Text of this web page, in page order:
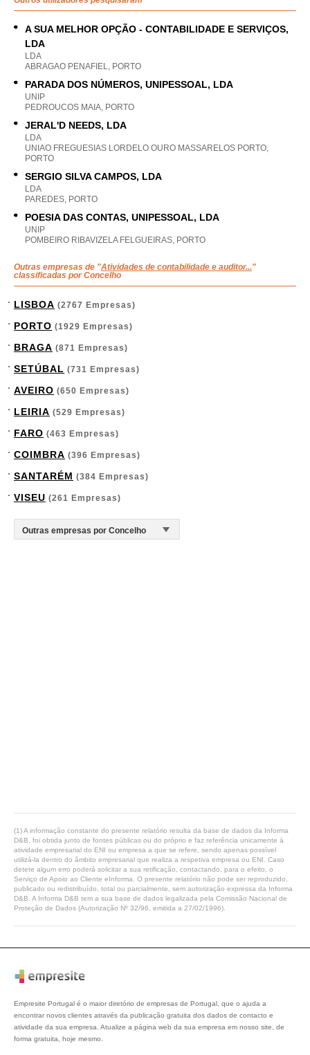
A SUA MELHOR OPÇÃO - CONTABILIDADE E SERVIÇOS,
LDA
LDA
ABRAGAO PENAFIEL, PORTO
PARADA DOS NÚMEROS, UNIPESSOAL, LDA
UNIP
PEDROUCOS MAIA, PORTO
JERAL'D NEEDS, LDA
LDA
UNIAO FREGUESIAS LORDELO OURO MASSARELOS PORTO,
PORTO
SERGIO SILVA CAMPOS, LDA
LDA
PAREDES, PORTO
POESIA DAS CONTAS, UNIPESSOAL, LDA
UNIP
POMBEIRO RIBAVIZELA FELGUEIRAS, PORTO
Outras empresas de "Atividades de contabilidade e auditor..."
classificadas por Concelho
LISBOA (2767 Empresas)
PORTO (1929 Empresas)
BRAGA (871 Empresas)
SETÚBAL (731 Empresas)
AVEIRO (650 Empresas)
LEIRIA (529 Empresas)
FARO (463 Empresas)
COIMBRA (396 Empresas)
SANTARÉM (384 Empresas)
VISEU (261 Empresas)
(1) A informação constante do presente relatório resulta da base de dados da Informa
D&B, foi obtida junto de fontes públicas ou do próprio e faz referência unicamente à
atividade empresarial do ENI ou empresa a que se refere, sendo apenas possível
utilizá-la dentro do âmbito empresarial que realiza a respetiva empresa ou ENI. Caso
detete algum erro poderá solicitar a sua retificação, contactando, para o efeito, o
Serviço de Apoio ao Cliente eInforma. O presente relatório não pode ser reproduzido,
publicado ou redistribuído, total ou parcialmente, sem autorização expressa da Informa
D&B. A Informa D&B tem a sua base de dados legalizada pela Comissão Nacional de
Proteção de Dados (Autorização Nº 32/96, emitida a 27/02/1996).
Empresite Portugal é o maior diretório de empresas de Portugal, que o ajuda a
encontrar novos clientes através da publicação gratuita dos dados de contacto e
atividade da sua empresa. Atualize a página web da sua empresa em nosso site, de
forma gratuita, hoje mesmo.